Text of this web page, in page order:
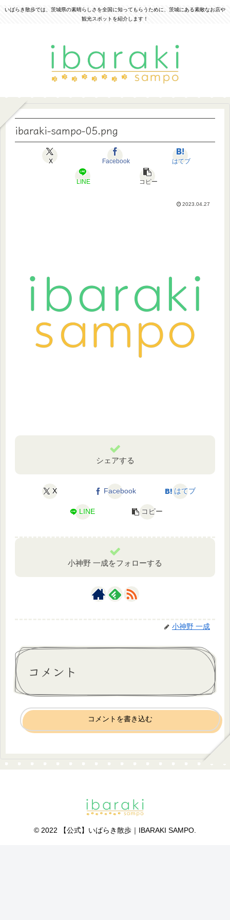
いばらき散歩では、茨城県の素晴らしさを全国に知ってもらうために、茨城にある素敵なお店や
観光スポットを紹介します！
ibaraki-sampo-05.png
X Facebook はてブ
LINE コピー
2023.04.27
シェアする
X Facebook はてブ
LINE コピー
小神野 一成をフォローする
小神野 一成
コメント
コメントを書き込む
© 2022 【公式】いばらき散歩｜IBARAKI SAMPO.